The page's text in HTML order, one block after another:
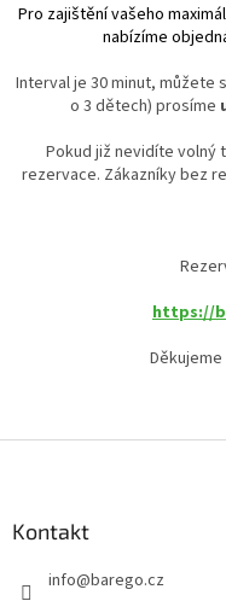
Pro zajištění vašeho
nabízíme
Interval je 30 minut, můžete
o 3 dětech) prosíme
Pokud již nevidíte volný
rezervace. Zákazníky bez
https://
Kontakt
info@barego.cz